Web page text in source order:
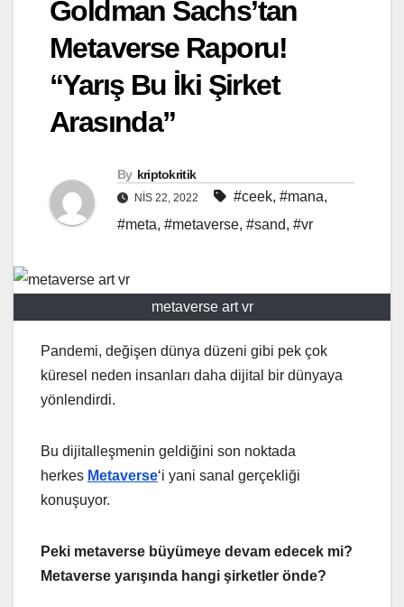
Goldman Sachs’tan
Metaverse Raporu!
“Yarış Bu İki Şirket
Arasında”
By kriptokritik
NIS 22, 2022 #ceek, #mana,
#meta, #metaverse, #sand, #vr
metaverse art vr
Pandemi, değişen dünya düzeni gibi pek çok
küresel neden insanları daha dijital bir dünyaya
yönlendirdi.
Bu dijitalleşmenin geldiğini son noktada
herkes Metaverse‘i yani sanal gerçekliği
konuşuyor.
Peki metaverse büyümeye devam edecek mi?
Metaverse yarışında hangi şirketler önde?